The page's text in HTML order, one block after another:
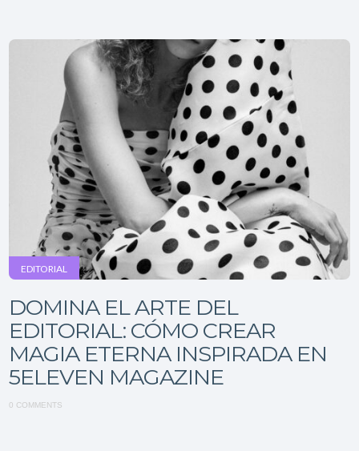
EDITORIAL
DOMINA EL ARTE DEL
EDITORIAL: CÓMO CREAR
MAGIA ETERNA INSPIRADA EN
5ELEVEN MAGAZINE
0 COMMENTS